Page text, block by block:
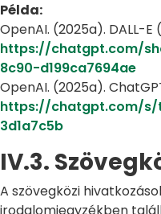
Példa:
OpenAI. (2025a). DALL-
https://chatgpt.com/
8c90-d199ca7694ae
OpenAI. (2025a).
https://chatgpt.com/s/
3d1a7c5b
IV.3.
A szövegközi